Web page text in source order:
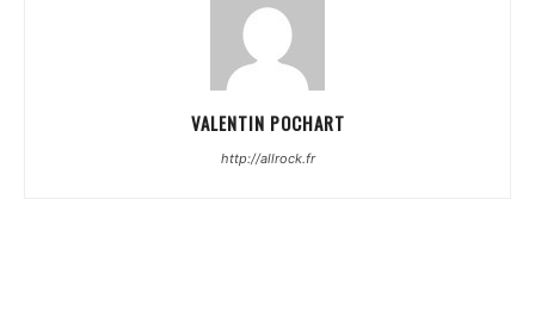
VALENTIN POCHART
http://allrock.fr